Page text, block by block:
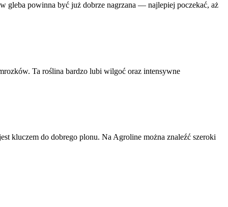
gleba powinna być już dobrze nagrzana — najlepiej poczekać, aż
Ta roślina bardzo lubi wilgoć oraz intensywne
kluczem do dobrego plonu. Na Agroline można znaleźć szeroki